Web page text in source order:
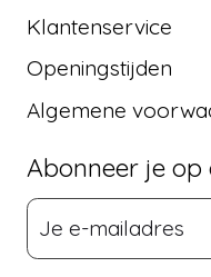
Klantenservice
Openingstijden
Algemene
Abonneer je